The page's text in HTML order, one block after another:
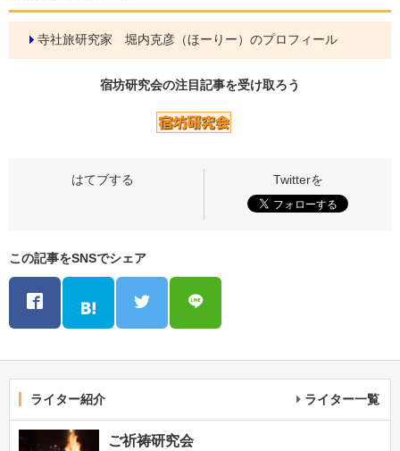
寺社旅研究家 堀内克彦（ほーりー）のプロフィール
宿坊研究会の注目記事を受け取ろう
この記事をSNSでシェア
ライター紹介 ライター一覧
ご祈祷研究会